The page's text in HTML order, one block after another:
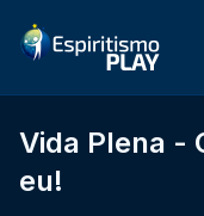
Vida Plena -
eu!